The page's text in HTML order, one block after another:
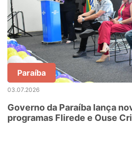
Paraíba
03.07.2026
Governo da Paraíba lança
programas Flirede e Ouse